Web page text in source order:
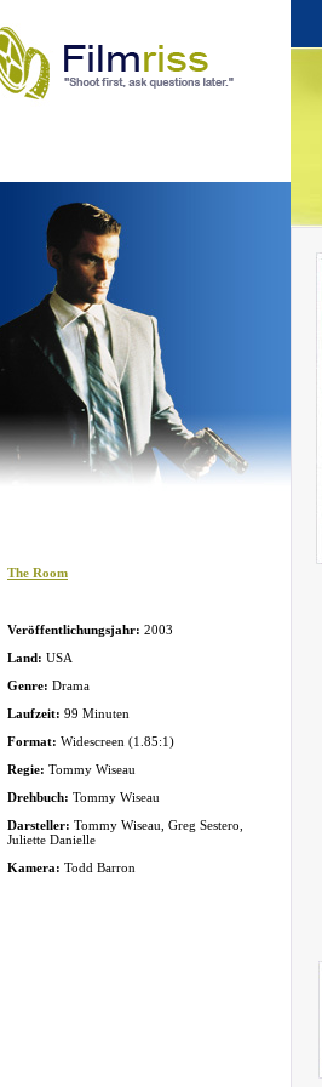
The Room
Veröffentlichungsjahr: 2003
Land: USA
Genre: Drama
Laufzeit: 99 Minuten
Format: Widescreen (1.85:1)
Regie: Tommy Wiseau
Drehbuch: Tommy Wiseau
Darsteller: Tommy Wiseau, Greg Sestero,
Juliette Danielle
Kamera: Todd Barron